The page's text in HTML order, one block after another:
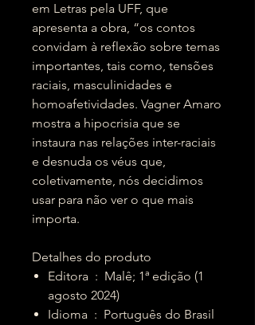
em Letras pela UFF, que
apresenta a obra, “os contos
convidam à reflexão sobre temas
importantes, tais como, tensões
raciais, masculinidades e
homoafetividades. Vagner Amaro
mostra a hipocrisia que se
instaura nas relações inter-raciais
e desnuda os véus que,
coletivamente, nós decidimos
usar para não ver o que mais
importa.
Detalhes do produto
Editora ‏ : ‎ Malê; 1ª edição (1
agosto 2024)
Idioma ‏ : ‎ Português do Brasil